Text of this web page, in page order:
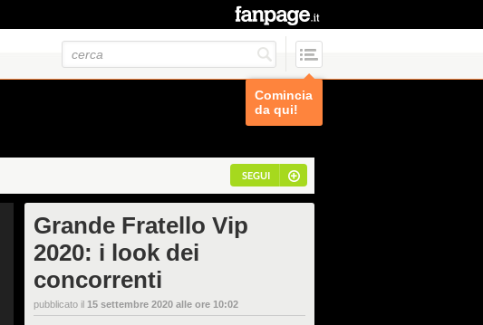
Comincia
da qui!
SEGUI
Grande Fratello Vip
2020: i look dei
concorrenti
pubblicato il 15 settembre 2020 alle ore 10:02